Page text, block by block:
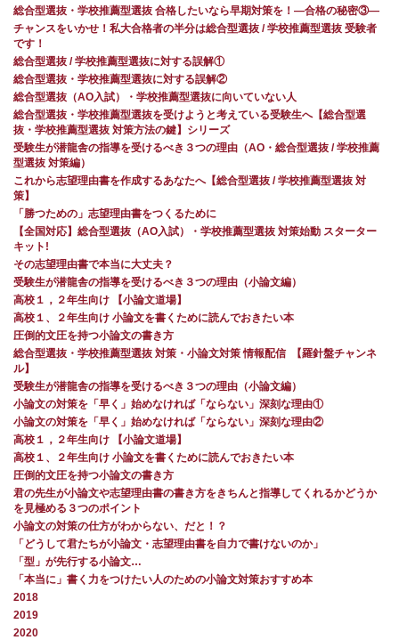
総合型選抜・学校推薦型選抜 合格したいなら早期対策を！—合格の秘密③—
チャンスをいかせ！私大合格者の半分は総合型選抜 / 学校推薦型選抜 受験者
です！
総合型選抜 / 学校推薦型選抜に対する誤解①
総合型選抜・学校推薦型選抜に対する誤解②
総合型選抜（AO入試）・学校推薦型選抜に向いていない人
総合型選抜・学校推薦型選抜を受けようと考えている受験生へ【総合型選
抜・学校推薦型選抜 対策方法の鍵】シリーズ
受験生が潜龍舎の指導を受けるべき３つの理由（AO・総合型選抜 / 学校推薦
型選抜 対策編）
これから志望理由書を作成するあなたへ【総合型選抜 / 学校推薦型選抜 対
策】
「勝つための」志望理由書をつくるために
【全国対応】総合型選抜（AO入試）・学校推薦型選抜 対策始動 スターター
キット!
その志望理由書で本当に大丈夫？
受験生が潜龍舎の指導を受けるべき３つの理由（小論文編）
高校１，２年生向け 【小論文道場】
高校１、２年生向け 小論文を書くために読んでおきたい本
圧倒的文圧を持つ小論文の書き方
総合型選抜・学校推薦型選抜 対策・小論文対策 情報配信 【羅針盤チャンネ
ル】
受験生が潜龍舎の指導を受けるべき３つの理由（小論文編）
小論文の対策を「早く」始めなければ「ならない」深刻な理由①
小論文の対策を「早く」始めなければ「ならない」深刻な理由②
高校１，２年生向け 【小論文道場】
高校１、２年生向け 小論文を書くために読んでおきたい本
圧倒的文圧を持つ小論文の書き方
君の先生が小論文や志望理由書の書き方をきちんと指導してくれるかどうか
を見極める３つのポイント
小論文の対策の仕方がわからない、だと！？
「どうして君たちが小論文・志望理由書を自力で書けないのか」
「型」が先行する小論文…
「本当に」書く力をつけたい人のための小論文対策おすすめ本
2018
2019
2020